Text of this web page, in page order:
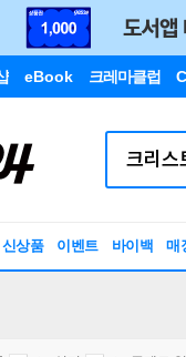
eBook 크레마클럽
신상품 이벤트 바이백 매